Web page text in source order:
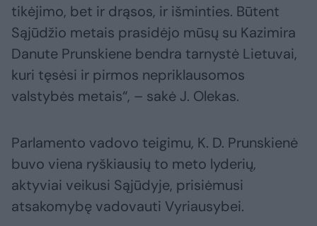
tikėjimo, bet ir drąsos, ir išminties. Būtent
Sąjūdžio metais prasidėjo mūsų su Kazimira
Danute Prunskiene bendra tarnystė Lietuvai,
kuri tęsėsi ir pirmos nepriklausomos
valstybės metais“, – sakė J. Olekas.
Parlamento vadovo teigimu, K. D. Prunskienė
buvo viena ryškiausių to meto lyderių,
aktyviai veikusi Sąjūdyje, prisiėmusi
atsakomybę vadovauti Vyriausybei.